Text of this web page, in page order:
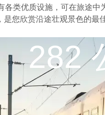
类优质设施，可在旅途
您欣赏沿途壮观景色的
282